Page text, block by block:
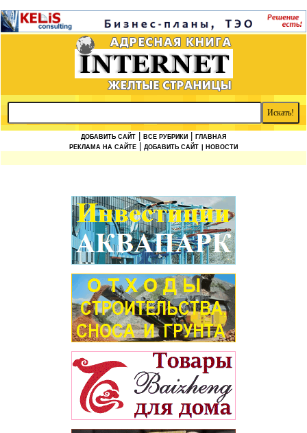
ДОБАВИТЬ САЙТ ВСЕ РУБРИКИ
ГЛАВНАЯ
РЕКЛАМА НА САЙТЕ
ДОБАВИТЬ САЙТ | НОВОСТИ